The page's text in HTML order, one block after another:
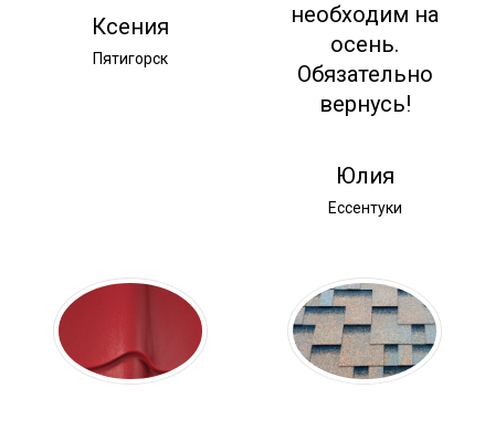
Ксения
Пятигорск
необходим на
осень.
Обязательно
вернусь!
Юлия
Ессентуки